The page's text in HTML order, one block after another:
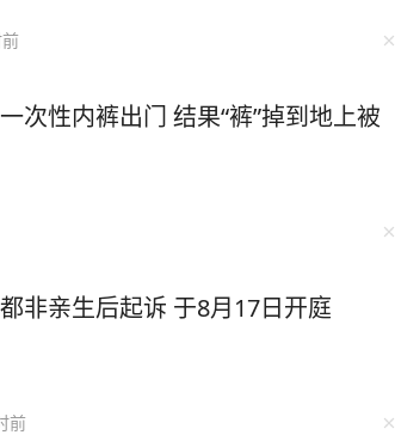
彼伏，似乎只有这样的热闹，才能证明
细品才知其中藏着生命的大智慧——“
扎根的土地。” 真正的独处从来不是孤僻的遁
自己内心的声音。学会孤独，不要追求表
强迫自己去参加一个并不喜欢的聚会，
人情所绑架，才能腾空来，好好读一本
，你的生活中少了凑数的人，却多了“重量”。 平
以独处成就自我。人生路漫漫，如果
次性内裤出门 结果“裤”掉到地上被
非亲生后起诉 于8月17日开庭
前